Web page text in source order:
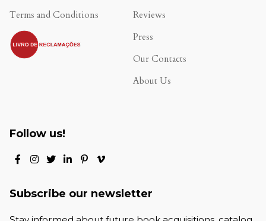
Terms and Conditions
.
Reviews
Press
Our Contacts
About Us
Follow us!
Subscribe our newsletter